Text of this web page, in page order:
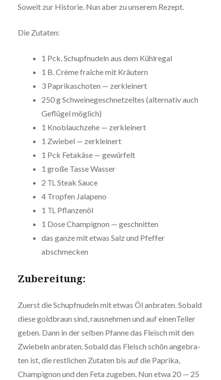
Soweit zur Historie. Nun aber zu unserem Rezept.
Die Zutaten:
1 Pck. Schupf­nu­deln aus dem Kühlregal
1 B. Crème fraîche mit Kräutern
3 Papri­ka­scho­ten — zerkleinert
250 g Schwei­nege­schnet­zel­tes (alter­na­tiv auch
Geflügel möglich)
1 Knob­lauch­ze­he — zerkleinert
1 Zwiebel — zerkleinert
1 Pck Fetakäse — gewürfelt
1 große Tasse Wasser
2 TL Steak Sauce
4 Tropfen Jalapeno
1 TL Pflanzenöl
1 Dose Cham­pi­gnon — geschnitten
das ganze mit etwas Salz und Pfeffer
abschmecken
Zube­rei­tung:
Zuerst die Schupf­nu­deln mit etwas Öl anbraten. Sobald
diese goldbraun sind, raus­neh­men und auf einen­Tel­ler
geben. Dann in der selben Pfanne das Fleisch mit den
Zwiebeln anbraten. Sobald das Fleisch schön ange­bra­
ten ist, die rest­li­chen Zutaten bis auf die Paprika,
Cham­pi­gnon und den Feta zugeben. Nun etwa 20 — 25